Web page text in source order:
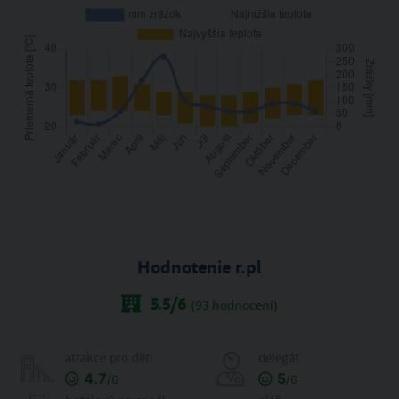
Hodnotenie r.pl
5.5/6 (93 hodnocení)
4.7/6 5/6